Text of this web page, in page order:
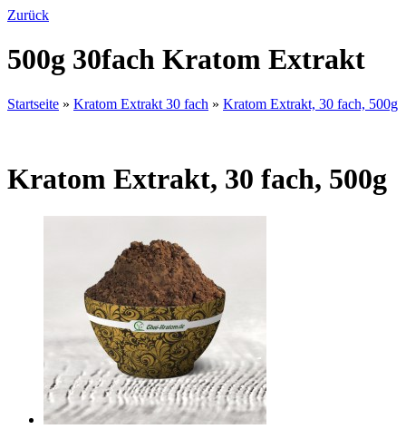
Zurück
500g 30fach Kratom Extrakt
Startseite » Kratom Extrakt 30 fach » Kratom Extrakt, 30 fach, 500g
Kratom Extrakt, 30 fach, 500g